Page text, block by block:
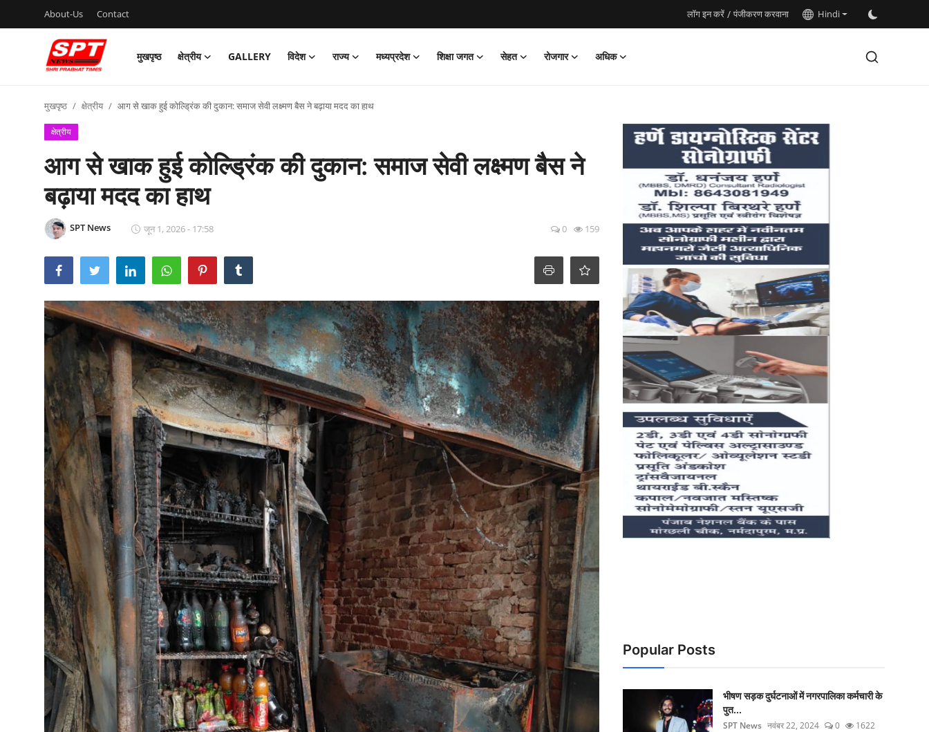
About-Us Contact लॉग इन करें/ पंजीकरण करवाना Hindi
मुखपृष्ठ क्षेत्रीय GALLERY विदेश राज्य मध्यप्रदेश शिक्षा जगत सेहत रोजगार
अधिक
About-Us
Contact
मध्यप्रदेश
शिक्षा जगत
Hindi
मुखपृष्ठ क्षेत्रीय आग से खाक हुई कोल्ड्रिंक की दुकान: समाज सेवी लक्ष्मण बैस ने बढ़ाया मदद का हाथ
क्षेत्रीय
आग से खाक हुई कोल्ड्रिंक की दुकान: समाज सेवी लक्ष्मण बैस ने
बढ़ाया मदद का हाथ
SPT News जून 1, 2026 - 17:58 0 159
Popular Posts
भीषण सड़क दुर्घटनाओं में नगरपालिका कर्मचारी के
पुत...
SPT News नवंबर 22, 2024 0 1622